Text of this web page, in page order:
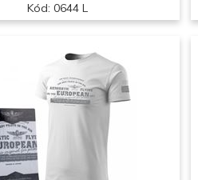
Kód: 0644 L